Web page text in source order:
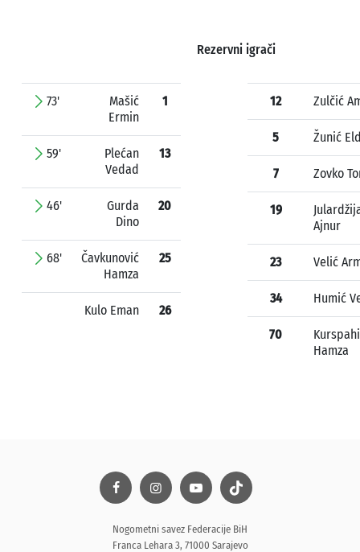
Rezervni igrači
73'
Mašić
Ermin
1
59'
Plećan
Vedad
13
46'
Gurda
Dino
20
68'
Čavkunović
Hamza
25
Kulo Eman 26
12 Zulčić
5 Žunić
7 Zovko
19
Ajnur
23 Velić
34 Humić
70
Hamza
Nogometni savez Federacije BiH
Franca Lehara 3, 71000 Sarajevo